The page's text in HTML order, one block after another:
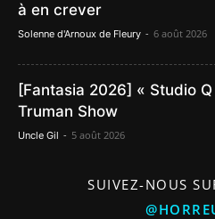
à en crever
Solenne d'Arnoux de Fleury - 6 août 2026
[Fantasia 2026] « Studio Q
Truman Show
Uncle Gil - 5 août 2026
SUIVEZ-NOUS